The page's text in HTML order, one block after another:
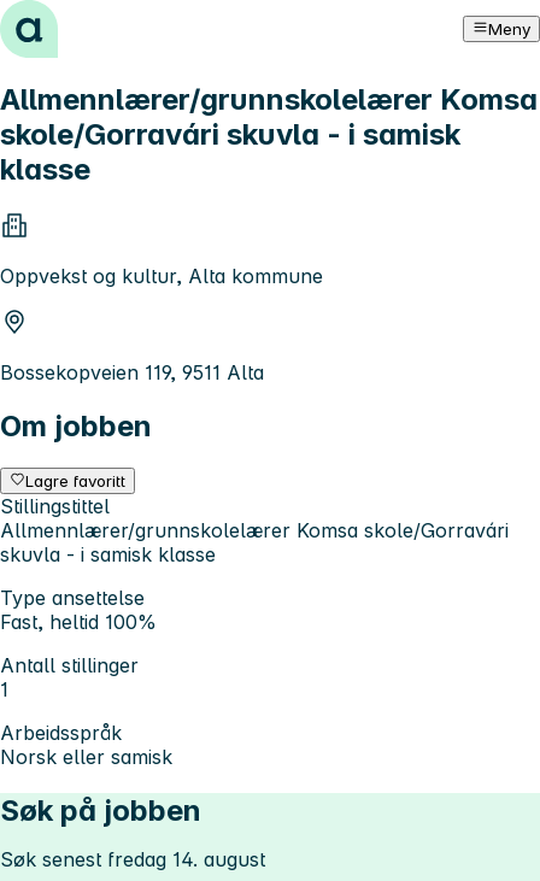
Hopp til innhold Meny
Allmennlærer/grunnskolelærer Komsa
skole/Gorravári skuvla - i samisk
klasse
Oppvekst og kultur, Alta kommune
Bossekopveien 119, 9511 Alta
Om jobben
Lagre favoritt
Stillingstittel
Allmennlærer/grunnskolelærer Komsa skole/Gorravári
skuvla - i samisk klasse
Type ansettelse
Fast, heltid 100%
Antall stillinger
1
Arbeidsspråk
Norsk eller samisk
Søk på jobben
Søk senest fredag 14. august